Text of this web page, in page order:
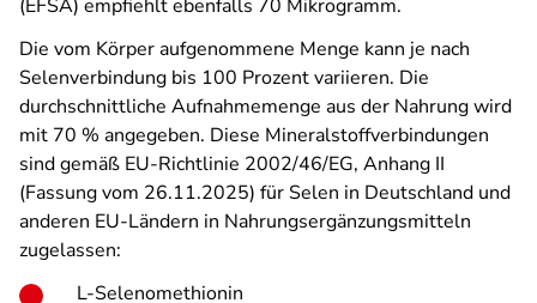
(EFSA) empfiehlt ebenfalls 70 Mikrogramm.
Die vom Körper aufgenommene Menge kann je nach
Selenverbindung bis 100 Prozent variieren. Die
durchschnittliche Aufnahmemenge aus der Nahrung wird
mit 70 % angegeben. Diese Mineralstoffverbindungen
sind gemäß EU-Richtlinie 2002/46/EG, Anhang II
(Fassung vom 26.11.2025) für Selen in Deutschland und
anderen EU-Ländern in Nahrungsergänzungsmitteln
zugelassen:
L-Selenomethionin